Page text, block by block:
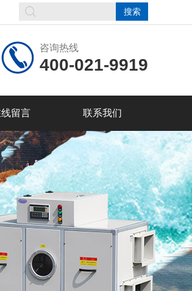
咨询热线
400-021-9919
留言 联系我们